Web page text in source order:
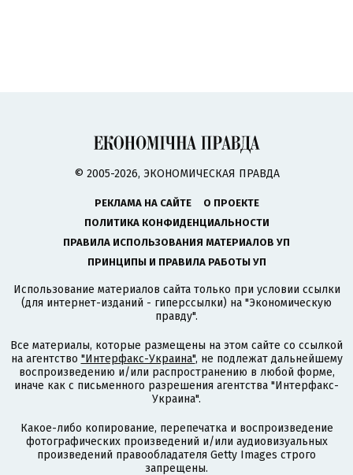
© 2005-2026, ЭКОНОМИЧЕСКАЯ ПРАВДА
РЕКЛАМА НА САЙТЕ
О ПРОЕКТЕ
ПОЛИТИКА КОНФИДЕНЦИАЛЬНОСТИ
ПРАВИЛА ИСПОЛЬЗОВАНИЯ МАТЕРИАЛОВ УП
ПРИНЦИПЫ И ПРАВИЛА РАБОТЫ УП
Использование материалов сайта только при условии ссылки
(для интернет-изданий - гиперссылки) на "Экономическую
правду".
Все материалы, которые размещены на этом сайте со ссылкой
на агентство "Интерфакс-Украина", не подлежат дальнейшему
воспроизведению и/или распространению в любой форме,
иначе как с письменного разрешения агентства "Интерфакс-
Украина".
Какое-либо копирование, перепечатка и воспроизведение
фотографических произведений и/или аудиовизуальных
произведений правообладателя Getty Images строго
запрещены.